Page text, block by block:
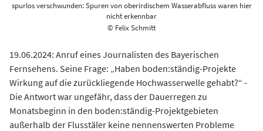
spurlos verschwunden: Spuren von oberirdischem Wasserabfluss waren hier
nicht erkennbar
© Felix Schmitt
19.06.2024: Anruf eines Journalisten des Bayerischen
Fernsehens. Seine Frage: „Haben boden:ständig-Projekte
Wirkung auf die zurückliegende Hochwasserwelle gehabt?“ -
Die Antwort war ungefähr, dass der Dauerregen zu
Monatsbeginn in den boden:ständig-Projektgebieten
außerhalb der Flusstäler keine nennenswerten Probleme